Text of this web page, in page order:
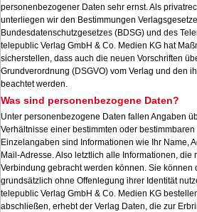
personenbezogener Daten sehr ernst. Als
unterliegen wir den Bestimmungen
Bundesdatenschutzgesetzes (BDSG) und des
telepublic Verlag GmbH & Co. Medien KG hat
sicherstellen, dass auch die neuen Vorschriften
Grundverordnung (DSGVO) vom Verlag und den
beachtet werden.
Was sind personenbezogene Daten?
Unter personenbezogene Daten fallen Angaben
Verhältnisse einer bestimmten oder
Einzelangaben sind Informationen wie Ihr Name,
Mail-Adresse. Also letztlich alle Informationen, die
Verbindung gebracht werden können. Sie können
grundsätzlich ohne Offenlegung ihrer Identität
telepublic Verlag GmbH & Co. Medien KG
abschließen, erhebt der Verlag Daten, die zur